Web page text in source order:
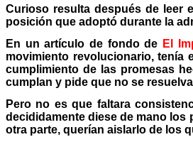
Curioso resulta después de leer
posición que adoptó durante la
En un artículo de fondo de El
movimiento revolucionario, tenía
cumplimiento de las promesas
cumplan y pide que no se
Pero no es que faltara
decididamente diese de mano los
otra parte, querían aislarlo de los